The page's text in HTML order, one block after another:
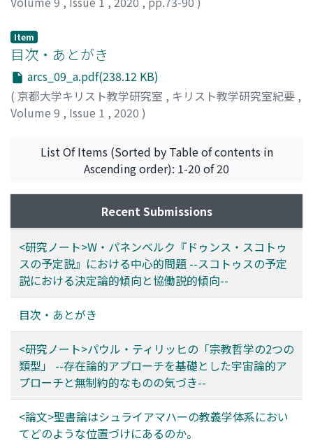
Item
目次・あとがき
arcs_09_a.pdf(238.12 KB)
( 京都大学キリスト教学研究室 , キリスト教学研究室紀要 ,
Volume 9 , Issue 1 , 2020 )
List Of Items (Sorted by Table of contents in
Ascending order): 1-20 of 20
Recent Submissions
<研究ノート>W・パネンベルク『ドゥンス・スコトゥ
スの予定説』における中心的問題 --スコトゥスの予定
説における決定論的傾向と協働説的傾向--
目次・あとがき
<研究ノート>パウル・ティリッヒの「宗教哲学の2つの
類型」 --存在論的アプローチを基礎とした宇宙論的ア
プローチと無制約的なものの気づき--
<論文>聖書論はシュライアマハーの教義学体系におい
てどのような位置づけにあるのか。